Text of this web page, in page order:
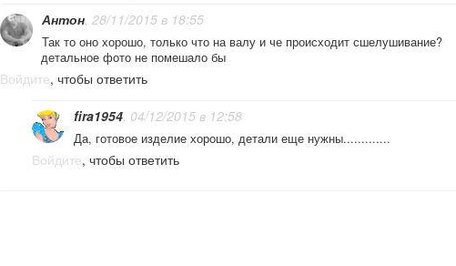
Антон, 28/11/2015 в 18:55
Так то оно хорошо, только что на валу и че происходит сшелушивание?
детальное фото не помешало бы
Войдите, чтобы ответить
fira1954, 04/12/2015 в 12:58
Да, готовое изделие хорошо, детали еще нужны.............
Войдите, чтобы ответить